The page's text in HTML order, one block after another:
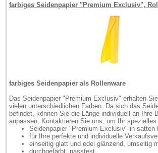
farbiges Seidenpapier "Premium Exclusiv",
farbiges Seidenpapier als Rollenware
Das Seidenpapier "Premium Exclusiv" erhalten
vielen unterschiedlichen Farben. Da sich das
befindet, können Sie die Länge individuell an Ihre
anpassen. Kontaktieren Sie uns, um Ihr
Seidenpapier "Premium Exclusiv" in satten
für Ihre perfekte und individuelle
einseitig glatt und edel glänzend, umseitig
durchgefärbt, nassfest